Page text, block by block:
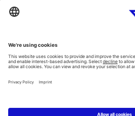
Kontakt
FAQs
Facebook
YouTube